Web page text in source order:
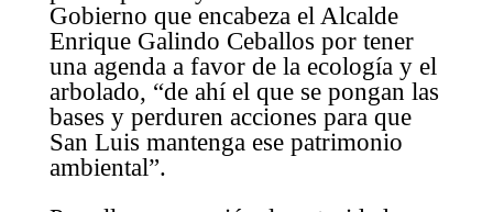
Gobierno que encabeza el Alcalde
Enrique Galindo Ceballos por tener
una agenda a favor de la ecología y el
arbolado, “de ahí el que se pongan las
bases y perduren acciones para que
San Luis mantenga ese patrimonio
ambiental”.